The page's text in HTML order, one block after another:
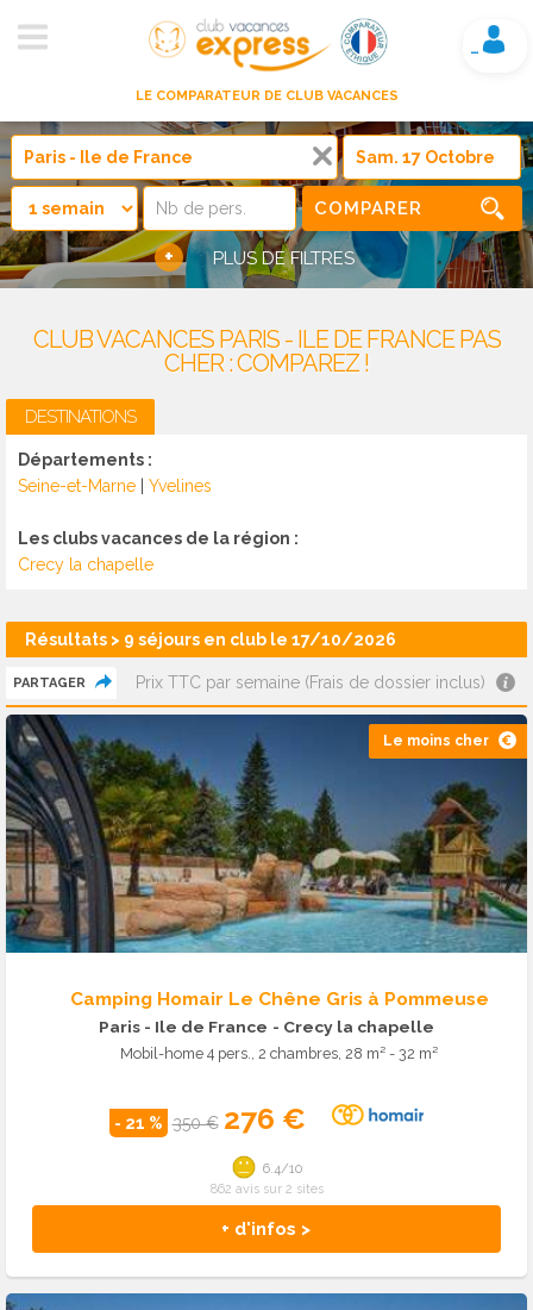
LE COMPARATEUR DE CLUB VACANCES
Mon compte
COMPARER
+ PLUS DE FILTRES
CLUB VACANCES PARIS - ILE DE FRANCE PAS
CHER : COMPAREZ !
DESTINATIONS
Départements :
Seine-et-Marne
Yvelines
Les clubs vacances de la région :
Crecy la chapelle
Résultats > 9 séjours en club le 17/10/2026
PARTAGER Prix TTC par semaine (Frais de dossier inclus)
Le moins cher
Camping Homair Le Chêne Gris à Pommeuse
Paris - Ile de France - Crecy la chapelle
Mobil-home 4 pers., 2 chambres, 28 m² - 32 m²
- 21 % 350 € 276 €
+ d'infos >
6.4/10
862 avis sur 2 sites